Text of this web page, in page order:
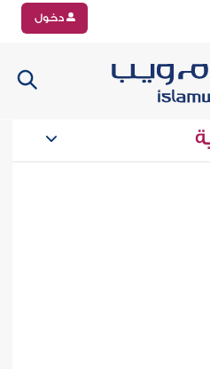
دخول